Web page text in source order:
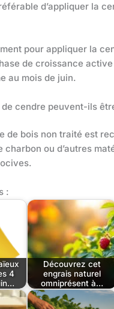
d’appliquer la
pour appliquer la
de croissance
au mois de juin.
cendre peuvent-ils
de bois non traité est
charbon ou d’autres
:
4
Découvrez cet
engrais naturel
omniprésent à…